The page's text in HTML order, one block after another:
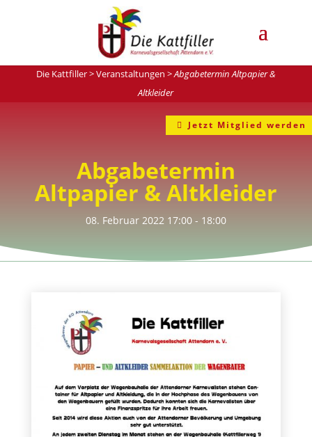
Die Kattfiller>Veranstaltungen >Abgabetermin Altpapier &
Altkleider
Jetzt Mitglied werden
Abgabetermin
Altpapier & Altkleider
08. Februar 202217:00- 18:00